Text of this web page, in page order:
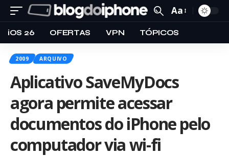
Aa
iOS 26 OFERTAS VPN TÓPICOS
2009 ARQUIVO
Aplicativo SaveMyDocs
agora permite acessar
documentos do iPhone pelo
computador via wi-fi